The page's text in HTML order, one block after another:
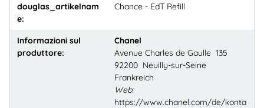
douglas_artikelnam
e:
Chance - EdT Refill
Informazioni sul
produttore:
Chanel
Avenue Charles de Gaulle 135
92200 Neuilly-sur-Seine
Frankreich
Web:
https://www.chanel.com/de/konta